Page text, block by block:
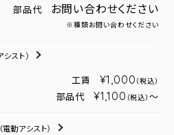
部品代 お問い合わせください
※種類お問い合わせください
シスト）
工賃 ¥1,000 （税込）
部品代 ¥1,100 （税込） ～
（電動アシスト）